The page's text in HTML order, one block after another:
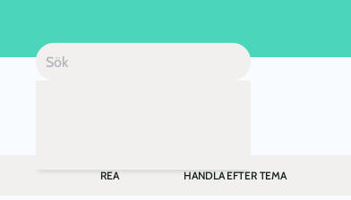
Skip to main content
REA HANDLA EFTER TEMA